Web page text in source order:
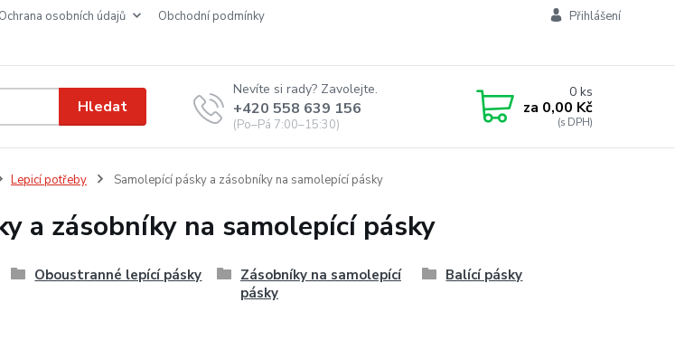
ochrana osobních údajů
obchodní podmínky
Přihlášení
Hledat
Nevíte si rady? Zavolejte.
+420 558 639 156
(Po–Pá 7:00–15:30)
0ks
za 0,00 Kč
Lepicí potřeby Samolepící pásky a zásobníky na samolepící pásky
a zásobníky na samolepící pásky
Oboustranné lepící pásky
Zásobníky na samolepící
pásky
Balící pásky